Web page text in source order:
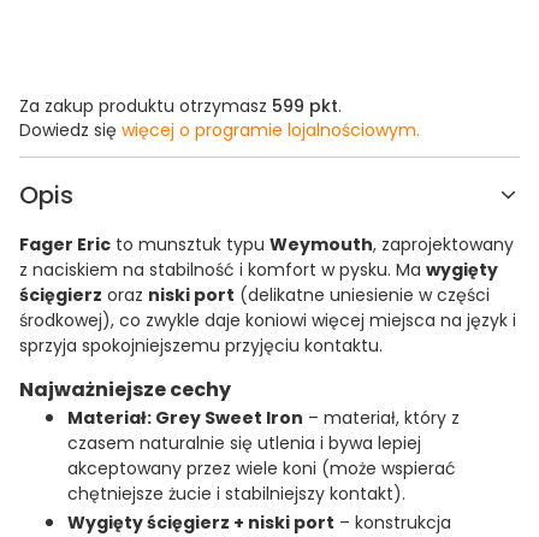
Za zakup produktu otrzymasz 599 pkt.
Dowiedz się więcej o programie lojalnościowym.
Opis
Fager Eric to munsztuk typu Weymouth, zaprojektowany
z naciskiem na stabilność i komfort w pysku. Ma wygięty
ścięgierz oraz niski port (delikatne uniesienie w części
środkowej), co zwykle daje koniowi więcej miejsca na język i
sprzyja spokojniejszemu przyjęciu kontaktu.
Najważniejsze cechy
Materiał: Grey Sweet Iron – materiał, który z
czasem naturalnie się utlenia i bywa lepiej
akceptowany przez wiele koni (może wspierać
chętniejsze żucie i stabilniejszy kontakt).
Wygięty ścięgierz + niski port – konstrukcja